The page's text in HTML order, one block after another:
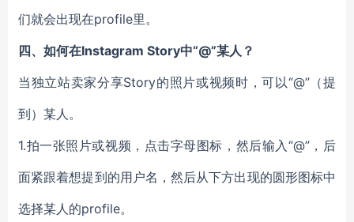
们就会出现在profile里。
四、如何在Instagram Story中“@”某人？
当独立站卖家分享Story的照片或视频时，可以“@”（提
到）某人。
1.拍一张照片或视频，点击字母图标，然后输入“@”，后
面紧跟着想提到的用户名，然后从下方出现的圆形图标中
选择某人的profile。